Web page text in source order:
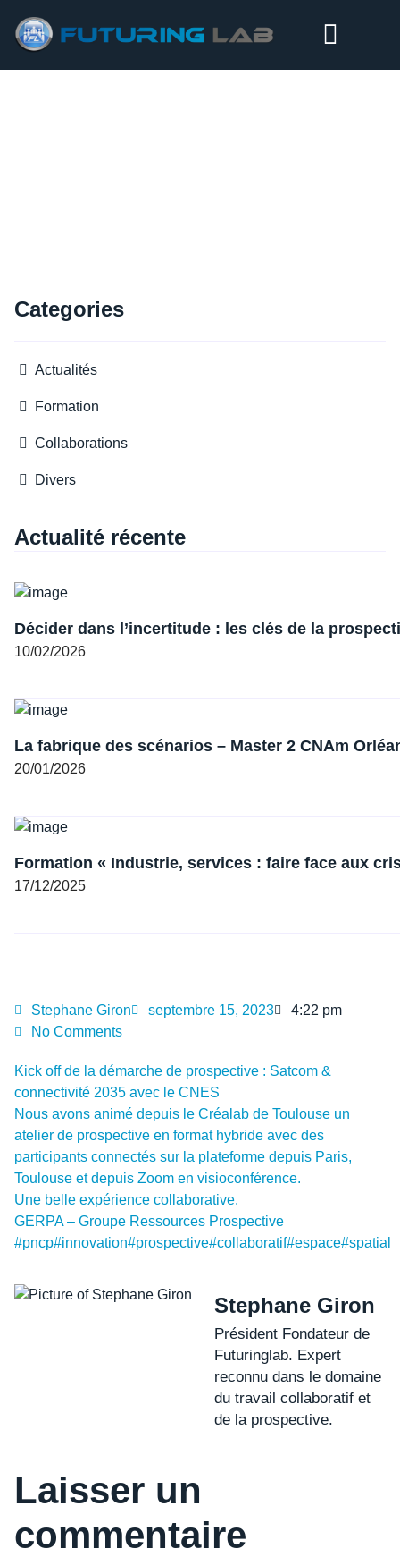
Stephane Giron septembre 15, 2023
4:22 pm
No Comments
Kick off de la démarche de prospective : Satcom &
connectivité 2035 avec le CNES
Nous avons animé depuis le Créalab de Toulouse un
atelier de prospective en format hybride avec des
participants connectés sur la plateforme depuis Paris,
Toulouse et depuis Zoom en visioconférence.
Une belle expérience collaborative.
GERPA – Groupe Ressources Prospective
#pncp#innovation#prospective#collaboratif#espace#spatial
Stephane Giron
Président Fondateur de
Futuringlab. Expert
reconnu dans le domaine
du travail collaboratif et
de la prospective.
Laisser un
commentaire
Categories
Actualités
Formation
Collaborations
Divers
Actualité récente
Décider dans l’incertitude : les clés de la
10/02/2026
La fabrique des scénarios – Master 2 CNAm
20/01/2026
Formation « Industrie, services : faire face aux
17/12/2025